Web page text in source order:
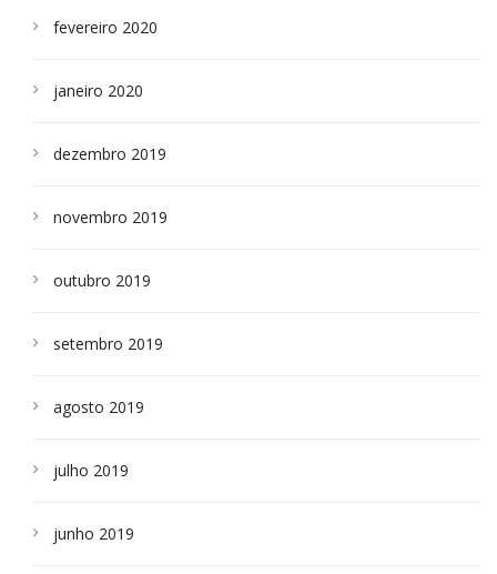
fevereiro 2020
janeiro 2020
dezembro 2019
novembro 2019
outubro 2019
setembro 2019
agosto 2019
julho 2019
junho 2019